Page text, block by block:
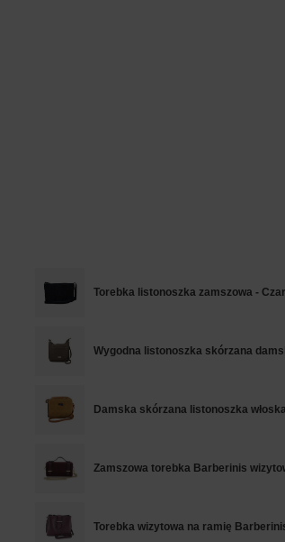
Torebka listonoszka zamszowa -
Wygodna listonoszka skórzana
Damska skórzana listonoszka
Zamszowa torebka Barberinis
Torebka wizytowa na ramię